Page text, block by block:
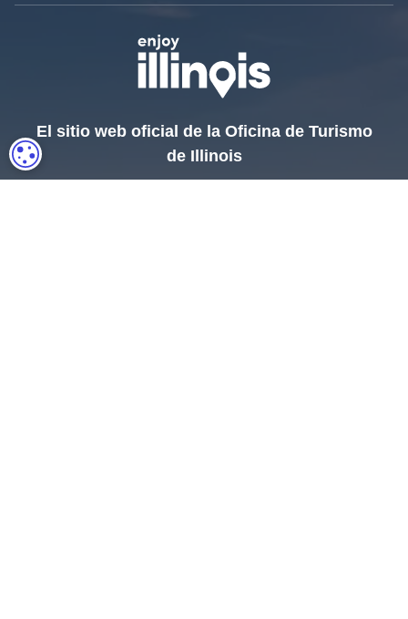
El sitio web oficial de la Oficina de Turismo
de Illinois
CONFIGURACIÓN DE COOKIES